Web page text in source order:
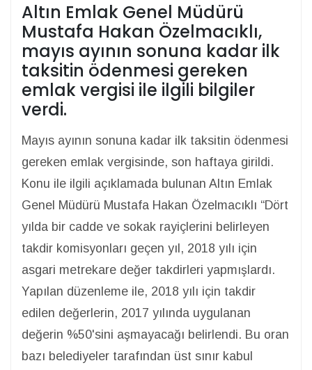
Altın Emlak Genel Müdürü
Mustafa Hakan Özelmacıklı,
mayıs ayının sonuna kadar ilk
taksitin ödenmesi gereken
emlak vergisi ile ilgili bilgiler
verdi.
Mayıs ayının sonuna kadar ilk taksitin ödenmesi
gereken emlak vergisinde, son haftaya girildi.
Konu ile ilgili açıklamada bulunan Altın Emlak
Genel Müdürü Mustafa Hakan Özelmacıklı “Dört
yılda bir cadde ve sokak rayiçlerini belirleyen
takdir komisyonları geçen yıl, 2018 yılı için
asgari metrekare değer takdirleri yapmışlardı.
Yapılan düzenleme ile, 2018 yılı için takdir
edilen değerlerin, 2017 yılında uygulanan
değerin %50'sini aşmayacağı belirlendi. Bu oran
bazı belediyeler tarafından üst sınır kabul